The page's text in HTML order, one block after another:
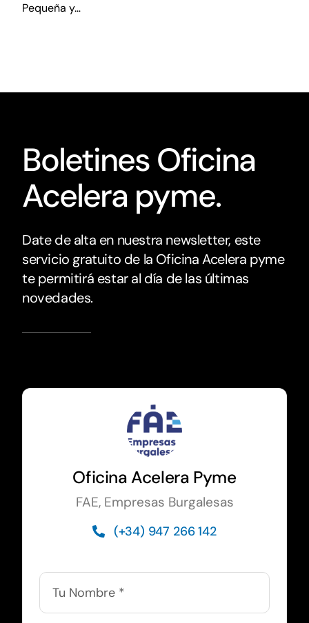
Pequeña y…
Boletines Oficina
Acelera pyme.
Date de alta en nuestra newsletter, este
servicio gratuito de la Oficina Acelera pyme
te permitirá estar al día de las últimas
novedades.
Oficina Acelera Pyme
FAE, Empresas Burgalesas
(+34) 947 266 142